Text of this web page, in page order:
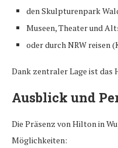
den Skulpturenpark
Museen, Theater und
oder durch NRW reisen
Dank zentraler Lage ist das
Ausblick und
Die Präsenz von Hilton in
Möglichkeiten: